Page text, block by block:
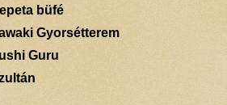
büfé
Gyorsétterem
Guru